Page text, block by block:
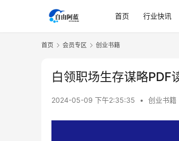
首页 行业快讯
首页 会员专区 创业书籍
白领职场生存谋略PDF
2024-05-09 下午2:35:35 • 创业书籍